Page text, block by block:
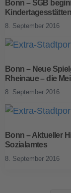
Bonn – SGB
Kindertagesstätten
8. September 2016
Bonn – Neue
Rheinaue – die
8. September 2016
Bonn – Aktueller
Sozialamtes
8. September 2016